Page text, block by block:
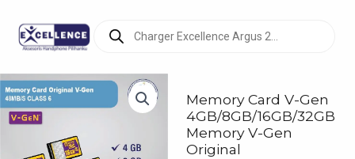
search
Memory Card V-Gen
4GB/8GB/16GB/32GB
Memory V-Gen
Original